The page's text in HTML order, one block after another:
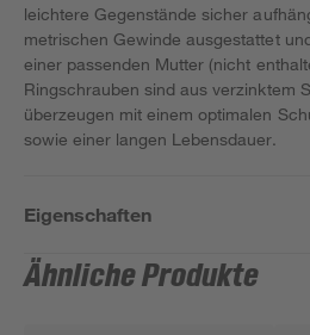
leichtere Gegenstände sicher
metrischen Gewinde ausgestattet
einer passenden Mutter (nicht
Ringschrauben sind aus verzinktem
überzeugen mit einem optimalen
sowie einer langen Lebensdauer.
Eigenschaften
Ähnliche Produkte